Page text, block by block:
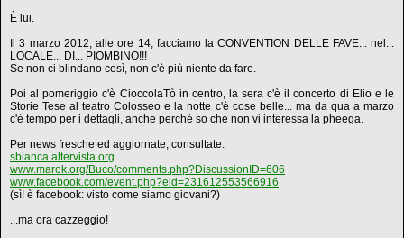
È lui.
Il 3 marzo 2012, alle ore 14, facciamo la CONVENTION DELLE FAVE... nel...
LOCALE... DI... PIOMBINO!!!
Se non ci blindano così, non c'è più niente da fare.
Poi al pomeriggio c'è CioccolaTò in centro, la sera c'è il concerto di Elio e le
Storie Tese al teatro Colosseo e la notte c'è cose belle... ma da qua a marzo
c'è tempo per i dettagli, anche perché so che non vi interessa la pheega.
Per news fresche ed aggiornate, consultate:
sbianca.altervista.org
www.marok.org/Buco/comments.php?DiscussionID=606
www.facebook.com/event.php?eid=231612553566916
(sì! è facebook: visto come siamo giovani?)
...ma ora cazzeggio!